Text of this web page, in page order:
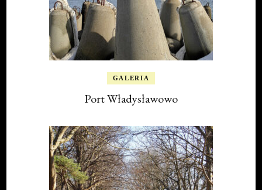
GALERIA
Port Władysławowo